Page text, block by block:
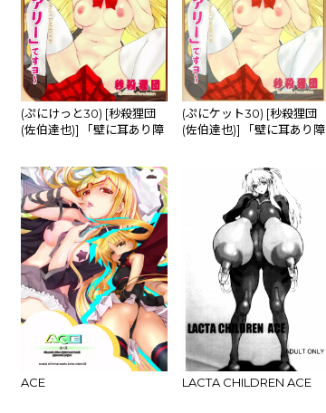
(ぷにけっと30) [秒殺狸団
(佐伯達也)] 「壁に耳あり障
(ぷにケット30) [秒殺狸団
(佐伯達也)] 「壁に耳あり障
ACE LACTA CHILDREN ACE